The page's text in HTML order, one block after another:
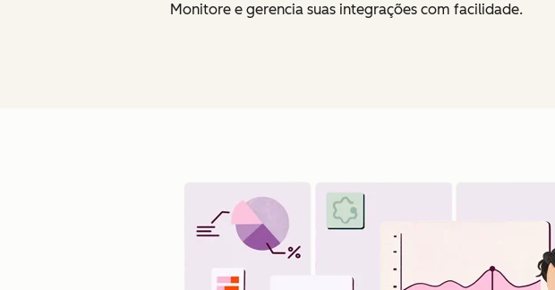
Monitore e gerencia suas integrações com facilidade.